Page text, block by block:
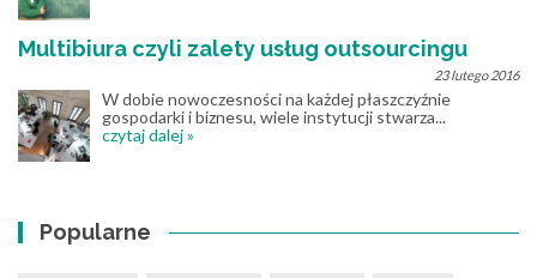
Multibiura czyli zalety usług outsourcingu
23 lutego 2016
W dobie nowoczesności na każdej płaszczyźnie
gospodarki i biznesu, wiele instytucji stwarza...
czytaj dalej »
Popularne